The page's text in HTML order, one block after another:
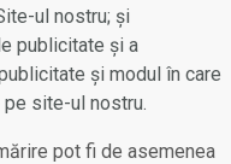
ul nostru; și
publicitate și a
și modul în care
site-ul nostru.
pot fi de asemenea